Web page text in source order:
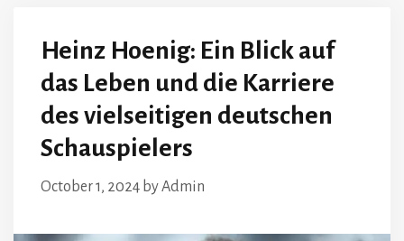
Heinz Hoenig: Ein Blick auf
das Leben und die Karriere
des vielseitigen deutschen
Schauspielers
October 1, 2024 byAdmin